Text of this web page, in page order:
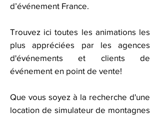
d’événement France.
Trouvez ici toutes les animations les
plus appréciées par les agences
d'événements et clients de
événement en point de vente!
Que vous soyez à la recherche d'une
location de simulateur de montagnes